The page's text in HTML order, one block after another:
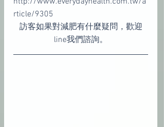
rticle/9305
訪客如果對減肥有什麼疑問，歡迎
line我們諮詢。